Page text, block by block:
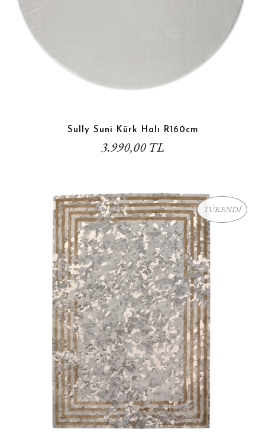
Sully Suni Kürk Halı R160cm
3.990,00 TL
TÜKENDİ